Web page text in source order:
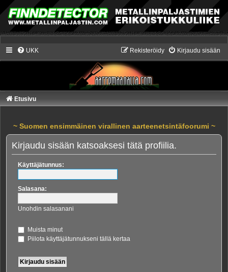
UKK Kirjaudu sisään
Rekisteröidy
Etusivu
~ Suomen ensimmäinen virallinen aarteenetsintäfoorumi ~
Kirjaudu sisään katsoaksesi tätä profiilia.
Käyttäjätunnus:
Salasana:
Unohdin salasanani
Muista minut
Piilota käyttäjätunnukseni tällä kertaa